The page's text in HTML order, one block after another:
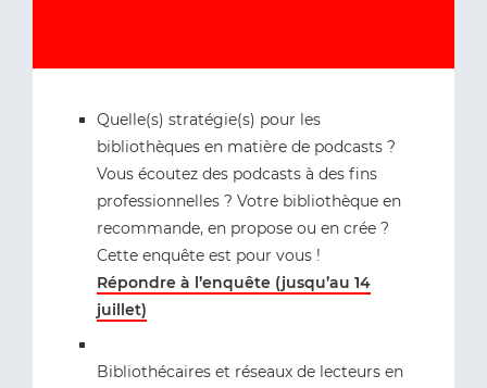
Quelle(s) stratégie(s) pour les
bibliothèques en matière de podcasts ?
Vous écoutez des podcasts à des fins
professionnelles ? Votre bibliothèque en
recommande, en propose ou en crée ?
Cette enquête est pour vous !
Répondre à l’enquête (jusqu’au 14
juillet)
Bibliothécaires et réseaux de lecteurs en